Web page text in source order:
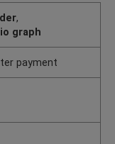
,
graph
payment